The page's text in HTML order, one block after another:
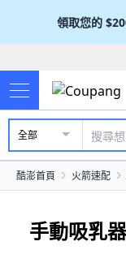
領取您的
全部
酷澎首頁 火箭速配
手動吸乳器